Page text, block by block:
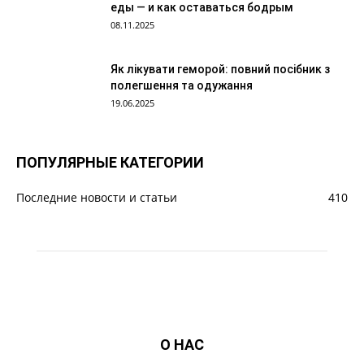
еды — и как оставаться бодрым
08.11.2025
Як лікувати геморой: повний посібник з
полегшення та одужання
19.06.2025
ПОПУЛЯРНЫЕ КАТЕГОРИИ
Последние новости и статьи 410
О НАС